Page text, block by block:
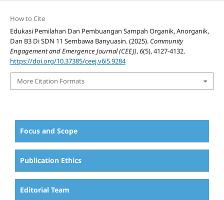
How to Cite
Edukasi Pemilahan Dan Pembuangan Sampah Organik, Anorganik,
Dan B3 Di SDN 11 Sembawa Banyuasin. (2025). Community
Engagement and Emergence Journal (CEEJ),6(5), 4127-4132.
https://doi.org/10.37385/ceej.v6i5.9284
More Citation Formats
Focus and Scope
Publication Ethics
Editorial Team